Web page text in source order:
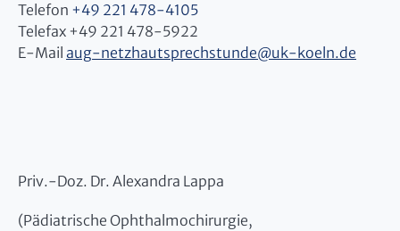
Telefon +49 221 478-4105
Telefax +49 221 478-5922
E-Mail aug-netzhautsprechstunde@uk-koeln.de
Priv.-Doz. Dr. Alexandra Lappa
(Pädiatrische Ophthalmochirurgie,